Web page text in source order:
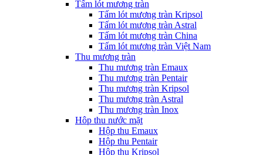
Tấm lót mương tràn
Tấm lót mương tràn Kripsol
Tấm lót mương tràn Astral
Tấm lót mương tràn China
Tấm lót mương tràn Việt Nam
Thu mương tràn
Thu mương tràn Emaux
Thu mương tràn Pentair
Thu mương tràn Kripsol
Thu mương tràn Astral
Thu mương tràn Inox
Hôp thu nước mặt
Hộp thu Emaux
Hộp thu Pentair
Hộp thu Kripsol